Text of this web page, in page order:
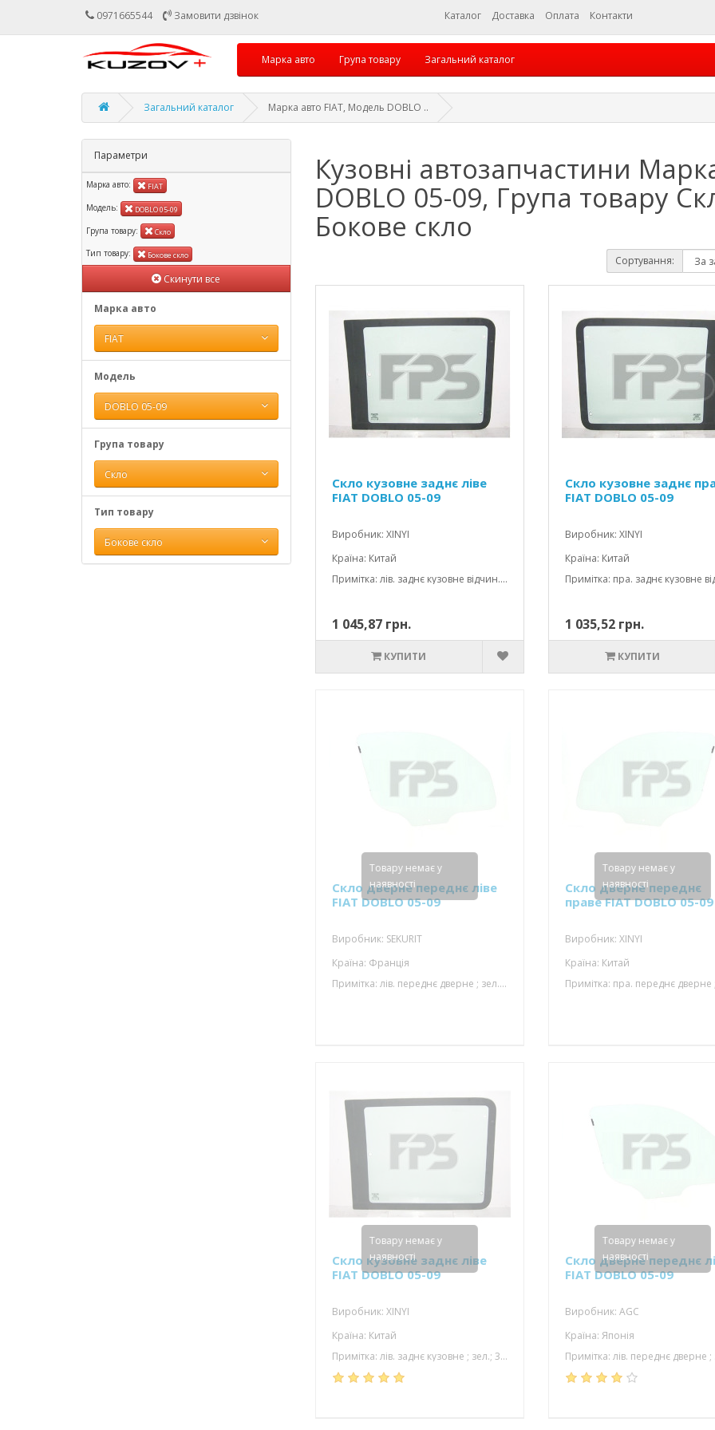
0971665544 Замовити дзвінок Каталог Доставка Оплата Контакти
Марка авто Група товару Загальний каталог
Загальний каталог Марка авто FIAT, Модель DOBLO ..
Параметри
Марка авто: FIAT
Модель: DOBLO 05-09
Група товару: Скло
Тип товару: Бокове скло
Скинути все
Марка авто
FIAT
Модель
DOBLO 05-09
Група товару
Скло
Тип товару
Бокове скло
Кузовні автозапчастини
DOBLO 05-09, Група товару
Бокове скло
Сортування:
Скло кузовне заднє ліве
FIAT DOBLO 05-09
Виробник: XINYI
Країна: Китай
Примітка: лів. заднє кузовне відчин.; зел.; 3 отвори; 690*557
1 045,87 грн.
КУПИТИ
Скло кузовне заднє
FIAT DOBLO 05-09
Виробник: XINYI
Країна: Китай
1 035,52 грн.
КУПИТИ
Скло дверне переднє ліве
FIAT DOBLO 05-09
Виробник: SEKURIT
Країна: Франція
Примітка: лів. переднє дверне ; зел.; з кріпл.; 1 отвір; 850*660
Товару немає у
наявності
Скло дверне переднє
праве FIAT DOBLO 05-09
Виробник: XINYI
Країна: Китай
Товару немає у
наявності
Скло кузовне заднє ліве
FIAT DOBLO 05-09
Виробник: XINYI
Країна: Китай
Примітка: лів. заднє кузовне ; зел.; 3 отвори; 680*556
Товару немає у
наявності
Скло дверне переднє
FIAT DOBLO 05-09
Виробник: AGC
Країна: Японія
Товару немає у
наявності